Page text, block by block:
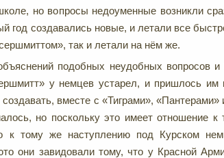
но вопросы недоуменные возникли
год создавались новые, и летали все
так и летали на нём же.
подобных неудобных вопросов
у немцев устарел, и пришлось им
вместе с «Тиграми»,
но поскольку это имеет отношение
к тому же наступлению под Курском
они завидовали тому, что у Красной